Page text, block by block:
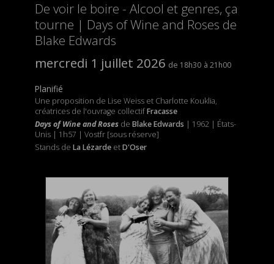
De voir le boire - Alcool et genres, ça
tourne | Days of Wine and Roses de
Blake Edwards
mercredi 1 juillet 2026
18h30 21h00
Planifié
Une proposition de Lise Weiss et Charlotte Kouklia,
créatrices de l'ouvrage collectifFracasse
Days of Wine and Roses de Blake Edwards | 1962 | États-
Unis | 1h57 | Vostfr [sous réserve]
Stands de La LézardeetD'Oser